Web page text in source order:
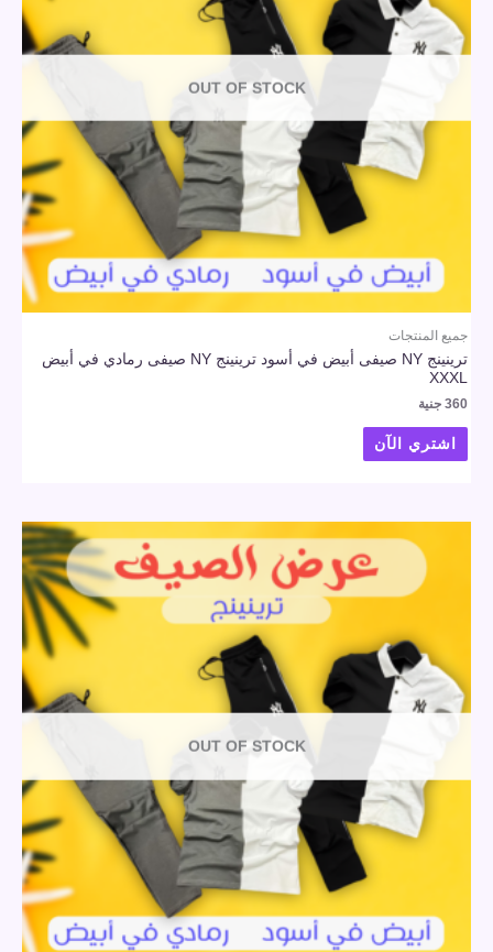
OUT OF STOCK
جميع المنتجات
ترينينج NY صيفى أبيض في أسود ترينينج NY صيفى رمادي في أبيض
XXXL
360 جنية
اشتري الآن
OUT OF STOCK